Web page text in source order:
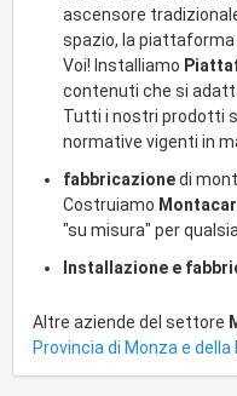
ascensore
spazio, la
Voi! Installiamo
contenuti che si
Tutti i nostri prodotti
normative vigenti in
fabbricazionedi
Costruiamo
"su misura" per
Installazione e
Altre aziende del settore
Provincia di Monza e della